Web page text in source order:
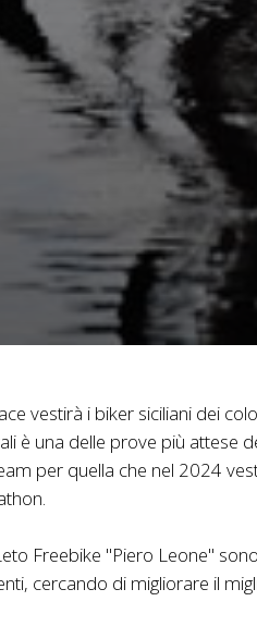
vestirà i biker siciliani dei
è una delle prove più attese
per quella che nel 2024
Freebike "Piero Leone"
cercando di migliorare il